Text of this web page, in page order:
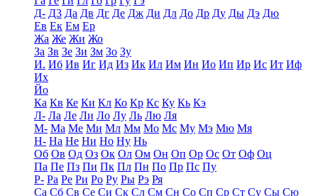
Д- Д3 Да Дв Дг Де Дж Ди Дл До Др Ду Ды Дэ Дю
Ев Ек Ем Ер
Жа Же Жи Жо
За Зв Зе Зи Зм Зо Зу
И. Иб Ив Иг Ид Из Ик Ил Им Ин Ио Ип Ир Ис Ит Иф
Их
Йо
Ка Кв Ке Ки Кл Ко Кр Кс Ку Кь Кэ
Л- Ла Ле Ли Ло Лу Ль Лю Ля
М- Ма Ме Ми Мл Мм Мо Мс Му Мэ Мю Мя
Н- На Не Ни Но Ну Нь
Об Ов Од Оз Ок Ол Ом Он Оп Ор Ос От Оф Оц
Па Пе Пз Пи Пк Пл Пн По Пр Пс Пу
Р- Ра Ре Ри Ро Ру Ры Рэ Ря
Са Сб Св Се Си Ск Сл См Сн Со Сп Ср Ст Су Сы Сю